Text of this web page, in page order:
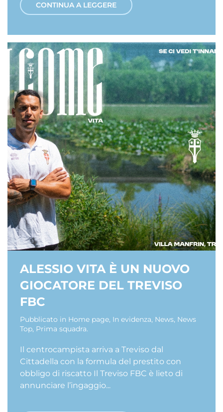
CONTINUA A LEGGERE
ALESSIO VITA È UN NUOVO
GIOCATORE DEL TREVISO
FBC
Pubblicato in Home page, In evidenza, News, News
Top, Prima squadra.
Il centrocampista arriva a Treviso dal
Cittadella con la formula del prestito con
obbligo di riscatto Il Treviso FBC è lieto di
annunciare l’ingaggio...